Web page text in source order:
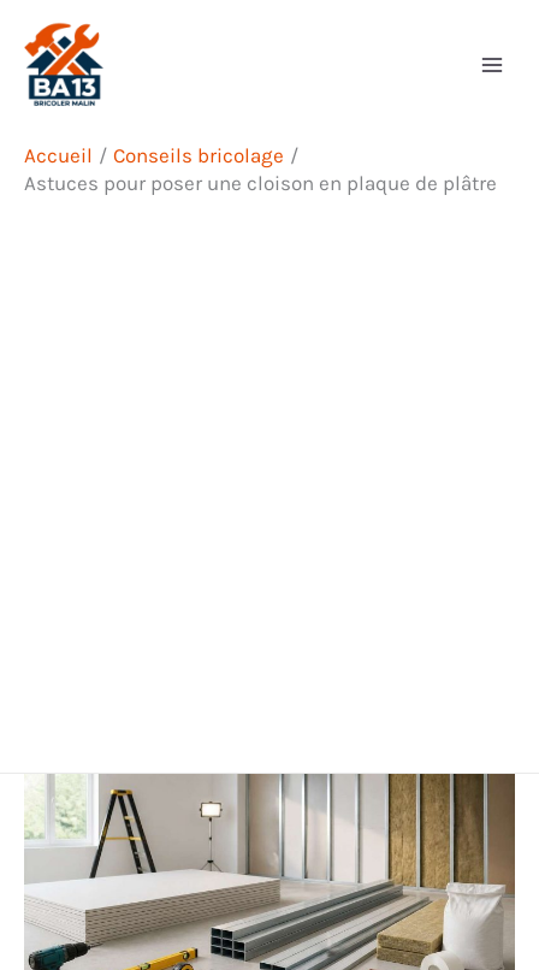
contenu
Accueil
Conseils bricolage
Astuces pour poser une cloison en plaque de plâtre
Rechercher